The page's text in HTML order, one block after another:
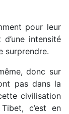
pour leur
intensité
surprendre.
donc sur
pas dans la
civilisation
c’est en